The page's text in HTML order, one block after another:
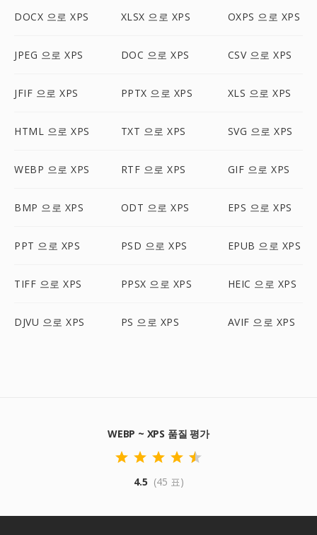
DOCX 으로 XPS XLSX 으로 XPS OXPS 으로 XPS
JPEG 으로 XPS DOC 으로 XPS CSV 으로 XPS
JFIF 으로 XPS PPTX 으로 XPS XLS 으로 XPS
HTML 으로 XPS TXT 으로 XPS SVG 으로 XPS
WEBP 으로 XPS RTF 으로 XPS GIF 으로 XPS
BMP 으로 XPS ODT 으로 XPS EPS 으로 XPS
PPT 으로 XPS PSD 으로 XPS EPUB 으로 XPS
TIFF 으로 XPS PPSX 으로 XPS HEIC 으로 XPS
DJVU 으로 XPS PS 으로 XPS AVIF 으로 XPS
WEBP ~ XPS 품질 평가
4.5 (45 표)